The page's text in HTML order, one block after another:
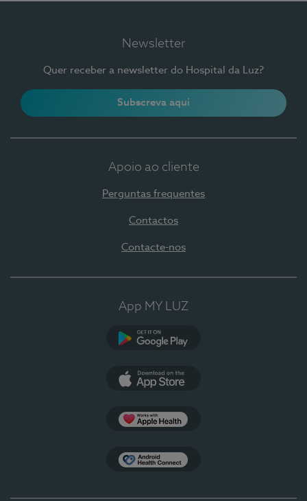
Newsletter
Quer receber a newsletter do Hospital da Luz?
Subscreva aqui
Apoio ao cliente
Perguntas frequentes
Contactos
Contacte-nos
App MY LUZ